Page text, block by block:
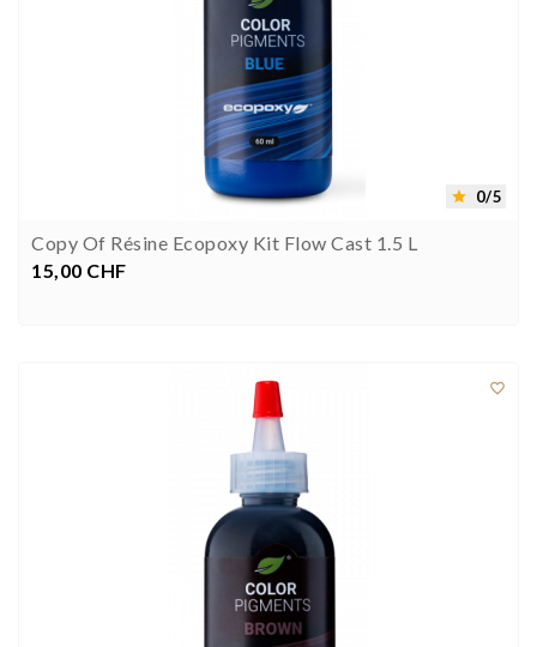
 0/5
Copy Of Résine Ecopoxy Kit Flow Cast 1.5 L
Preis
15,00 CHF
